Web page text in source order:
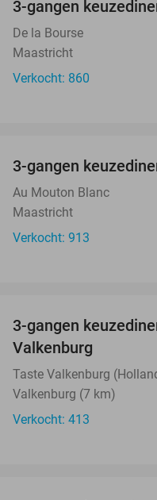
3-gangen
De la Bourse
Maastricht
Verkocht: 860
3-gangen
Au Mouton Blanc
Maastricht
Verkocht: 913
3-gangen
Valkenburg
Taste Valkenburg
Valkenburg (7 km)
Verkocht: 413